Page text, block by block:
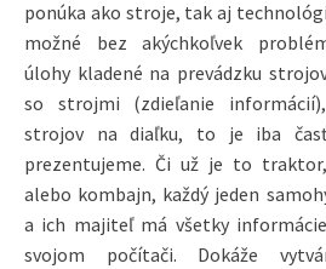
ponúka ako stroje, tak aj
možné bez akýchkoľvek
úlohy kladené na prevádzku
so strojmi (zdieľanie
strojov na diaľku, to je iba
prezentujeme. Či už je to
alebo kombajn, každý jeden
a ich majiteľ má všetky
svojom počítači. Dokáže